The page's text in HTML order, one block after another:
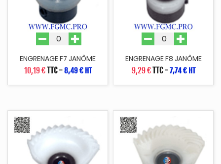
ENGRENAGE F7 JANÔME
10,19 €TTC-8,49 € HT
ENGRENAGE F8 JANÔME
9,29 €TTC-7,74 € HT